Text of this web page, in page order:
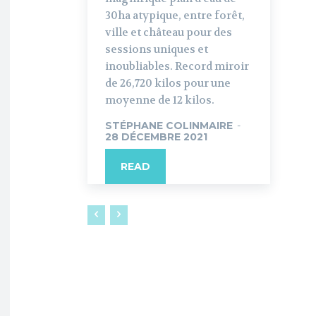
30ha atypique, entre forêt,
ville et château pour des
sessions uniques et
inoubliables. Record miroir
de 26,720 kilos pour une
moyenne de 12 kilos.
STÉPHANE COLINMAIRE -
28 DÉCEMBRE 2021
READ